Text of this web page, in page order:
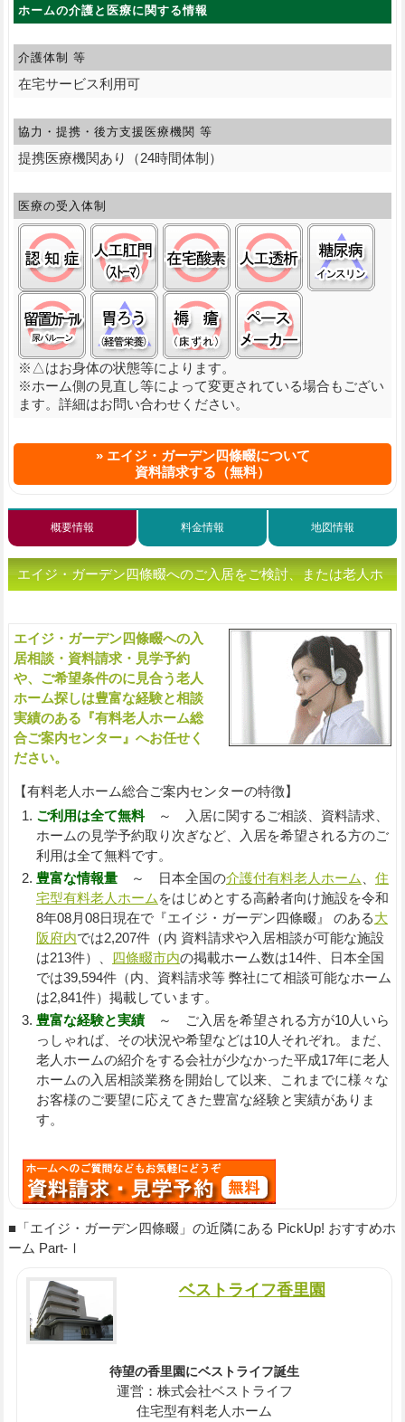
ホームの介護と医療に関する情報
介護体制 等
在宅サービス利用可
協力・提携・後方支援 医療機関 等
提携医療機関あり（24時間体制）
医療の受入体制
認知症:○ ストーマ(人工肛門):○
在宅酸素:○ 人工透析:○ 糖
留置カテーテル(尿バルーン):○
経管栄養(胃ろう):△褥瘡（床ずれ）:○ペースメーカ:○
※△はお身体の状態等によります。
※ホーム側の見直し等によって変更されている場合もござい
ます。詳細はお問い合わせください。
エイジ・ガーデン四條畷について
資料請求する（無料）
概要情報 料金情報 地図情報
エイジ・ガーデン四條畷へのご入居をご検討、または老人ホ
エイジ・ガーデン四條畷への入
居相談・資料請求・見学予約
や、ご希望条件のに見合う老人
ホーム探しは豊富な経験と相談
実績のある『有料老人ホーム総
合ご案内センター』へお任せく
ださい。
【有料老人ホーム総合ご案内センターの特徴】
ご利用は全て無料～ 入居に関するご相談、資料請求、
ホームの見学予約取り次ぎなど、入居を希望される方のご
利用は全て無料です。
豊富な情報量～ 日本全国の介護付有料老人ホーム
住
宅型有料老人ホーム をはじめとする高齢者向け施設を令和
8年08月08日現在で『エイジ・ガーデン四條畷』 のある大
阪府内では2,207件（内 資料請求や入居相談が可能な施設
は213件）、 四條畷市内の掲載ホーム数は14件、日本全国
では39,594件（内、資料請求等 弊社にて相談可能なホーム
は2,841件）掲載しています。
豊富な経験と実績～ ご入居を希望される方が10人いら
っしゃれば、その状況や希望などは10人それぞれ。まだ、
老人ホームの紹介をする会社が少なかった平成17年に老人
ホームの入居相談業務を開始して以来、これまでに様々な
お客様のご要望に応えてきた豊富な経験と実績がありま
す。
■「エイジ・ガーデン四條畷」の近隣にある PickUp! おすすめホ
ーム Part-Ⅰ
ベストライフ香里園
待望の香里園にベストライフ誕生
運営：株式会社ベストライフ
住宅型有料老人ホーム